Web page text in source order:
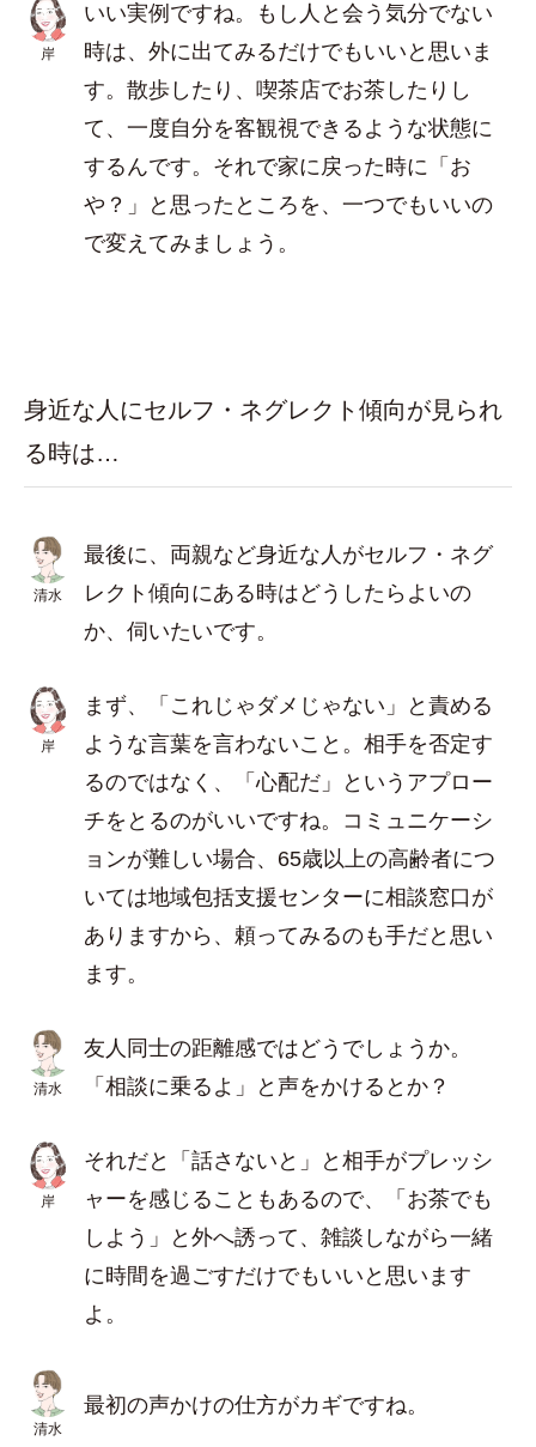
岸
いい実例ですね。もし人と会う気分でない
時は、外に出てみるだけでもいいと思いま
す。散歩したり、喫茶店でお茶したりし
て、一度自分を客観視できるような状態に
するんです。それで家に戻った時に「お
や？」と思ったところを、一つでもいいの
で変えてみましょう。
身近な人にセルフ・ネグレクト傾向が見られ
る時は…
清水
最後に、両親など身近な人がセルフ・ネグ
レクト傾向にある時はどうしたらよいの
か、伺いたいです。
岸
まず、「これじゃダメじゃない」と責める
ような言葉を言わないこと。相手を否定す
るのではなく、「心配だ」というアプロー
チをとるのがいいですね。コミュニケーシ
ョンが難しい場合、65歳以上の高齢者につ
いては地域包括支援センターに相談窓口が
ありますから、頼ってみるのも手だと思い
ます。
清水
友人同士の距離感ではどうでしょうか。
「相談に乗るよ」と声をかけるとか？
岸
それだと「話さないと」と相手がプレッシ
ャーを感じることもあるので、「お茶でも
しよう」と外へ誘って、雑談しながら一緒
に時間を過ごすだけでもいいと思います
よ。
清水
最初の声かけの仕方がカギですね。